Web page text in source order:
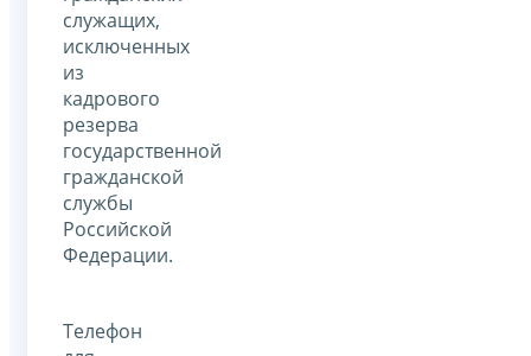
служащих,
исключенных
из
кадрового
резерва
государственной
гражданской
службы
Российской
Федерации.
Телефон